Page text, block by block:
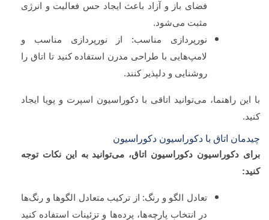
فضای باز و آزاد باعث ایجاد حس فعالیت و انرژی
مثبت می‌شود.
نورپردازی مناسب: از نورپردازی مناسب و
لامپ‌هایی با طراحی مدرن استفاده کنید تا اتاق را
روشنایی و دلپذیر کنند.
با این راهنما، می‌توانید اتاقی با دکوراسیون اسپرت و پویا ایجاد
کنید.
چیدمان اتاق با دکوراسیون دکوراسیون
برای دکوراسیون دکوراسیون اتاق، می‌توانید به این نکات توجه
کنید:
تعادل الگو و رنگ: از ترکیب متعادل الگوها و رنگ‌ها
در انتخاب پارچه‌ها، پرده‌ها و تزئینات استفاده کنید